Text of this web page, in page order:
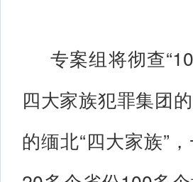
专案组将彻查
四大家族犯罪集团
的缅北“四大家族”